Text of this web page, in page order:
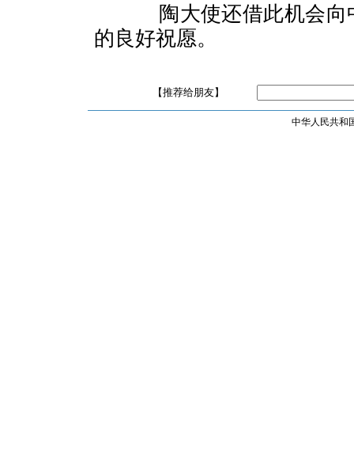
陶大使还借此机会
的良好祝愿。
【推荐给朋友】
中华人民共和